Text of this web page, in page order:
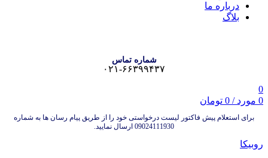
درباره ما
بلاگ
شماره تماس
۰۲۱-۶۶۳۹۹۴۳۷
0
0 مورد /
0 تومان
برای استعلام پیش فاکتور لیست درخواستی خود را از طریق پیام رسان ها به شماره
09024111930 ارسال نمایید.
روبیکا